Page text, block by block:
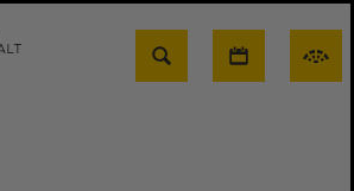
Suche